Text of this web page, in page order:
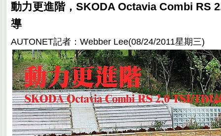
動力更進階，SKODA Octavia Combi RS
導
AUTONET記者：Webber Lee(08/24/2011星期三)